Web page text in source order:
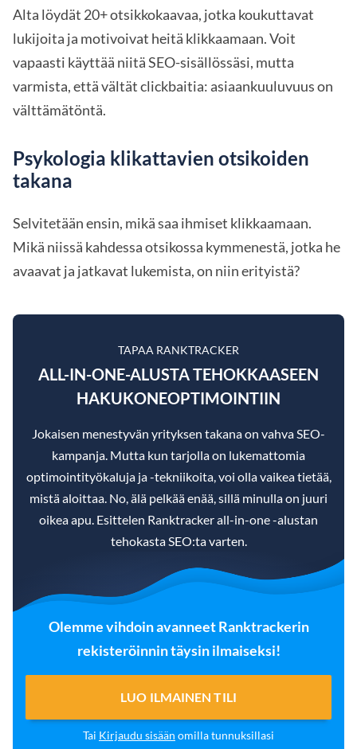
Alta löydät 20+ otsikkokaavaa, jotka koukuttavat
lukijoita ja motivoivat heitä klikkaamaan. Voit
vapaasti käyttää niitä SEO-sisällössäsi, mutta
varmista, että vältät clickbaitia: asiaankuuluvuus on
välttämätöntä.
Psykologia klikattavien otsikoiden
takana
Selvitetään ensin, mikä saa ihmiset klikkaamaan.
Mikä niissä kahdessa otsikossa kymmenestä, jotka he
avaavat ja jatkavat lukemista, on niin erityistä?
TAPAA RANKTRACKER
ALL-IN-ONE-ALUSTA TEHOKKAASEEN
HAKUKONEOPTIMOINTIIN
Jokaisen menestyvän yrityksen takana on vahva SEO-
kampanja. Mutta kun tarjolla on lukemattomia
optimointityökaluja ja -tekniikoita, voi olla vaikea tietää,
mistä aloittaa. No, älä pelkää enää, sillä minulla on juuri
oikea apu. Esittelen Ranktracker all-in-one -alustan
tehokasta SEO:ta varten.
Olemme vihdoin avanneet Ranktrackerin
rekisteröinnin täysin ilmaiseksi!
LUO ILMAINEN TILI
Tai Kirjaudu sisään omilla tunnuksillasi